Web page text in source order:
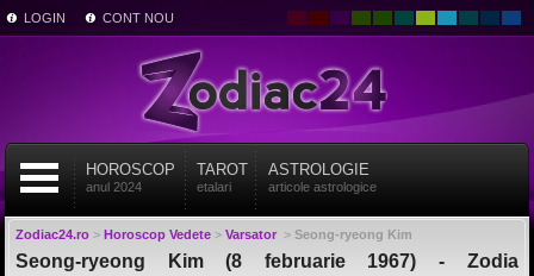
LOGIN CONT NOU
HOROSCOP
anul 2024
TAROT
etalari
ASTROLOGIE
articole astrologice
Zodiac24.ro> Horoscop Vedete> Varsator> Seong-ryeong Kim
Seong-ryeong Kim (8 februarie 1967) - Zodia